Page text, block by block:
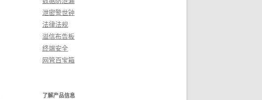
泄密警世钟
法律法规
溢信布告板
终端安全
网管百宝箱
了解产品信息